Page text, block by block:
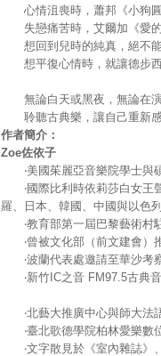
心情沮喪時，蕭邦《小狗圓
失戀痛苦時，艾爾加《愛的
想回到兒時的純真，絕不能
想平復心情時，就讓德步西
無論白天或黑夜，無論在演
聆聽古典樂，讓自己重新感
作者簡介：
Zoe佐依子
‧美國茱麗亞音樂院學士與
‧國際比利時依莉莎白女王
羅、日本、韓國、中國與以色
‧教育部第一屆巴黎藝術村
‧曾被文化部（前文建會）
‧波蘭代表處邀請至華沙考
‧新竹IC之音 FM97.5古典
‧北藝大推廣中心與師大法
‧臺北歌德學院柏林愛樂數
‧文字散見於《室內雜誌》